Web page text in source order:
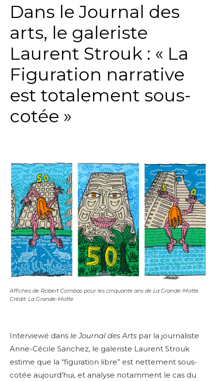
Dans le Journal des
arts, le galeriste
Laurent Strouk : « La
Figuration narrative
est totalement sous-
cotée »
Affiches de Robert Combas pour les cinquante ans de La Grande-Motte.
Crédit: La Grande-Motte
Interviewé dans le Journal des Arts par la journaliste
Anne-Cécile Sanchez, le galeriste Laurent Strouk
estime que la “figuration libre” est nettement sous-
cotée aujourd’hui, et analyse notamment le cas du